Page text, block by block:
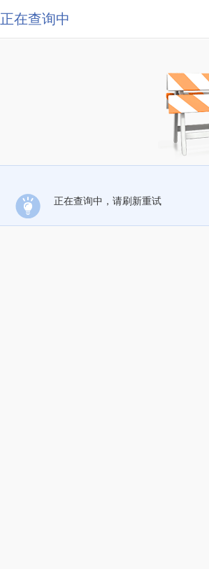
正在查询中
正在查询中，请刷新重试